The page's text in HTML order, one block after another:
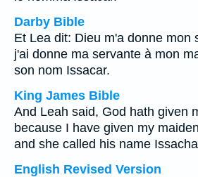
Darby Bible
Et Lea dit: Dieu m'a donne mon
j'ai donne ma servante à mon
son nom Issacar.
King James Bible
And Leah said, God hath given
because I have given my
and she called his name
English Revised Version